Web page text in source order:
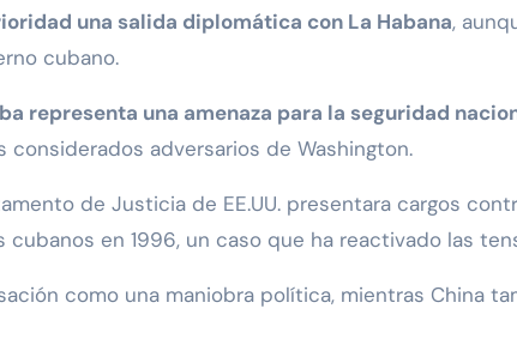
una salida diplomática con La Habana,
cubano.
representa una amenaza para la seguridad
considerados adversarios de Washington.
de Justicia de EE.UU. presentara cargos
en 1996, un caso que ha reactivado las
como una maniobra política, mientras China